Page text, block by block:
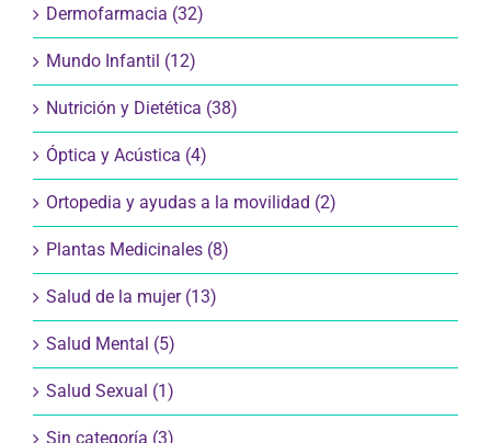
Dermofarmacia (32)
Mundo Infantil (12)
Nutrición y Dietética (38)
Óptica y Acústica (4)
Ortopedia y ayudas a la movilidad (2)
Plantas Medicinales (8)
Salud de la mujer (13)
Salud Mental (5)
Salud Sexual (1)
Sin categoría (3)